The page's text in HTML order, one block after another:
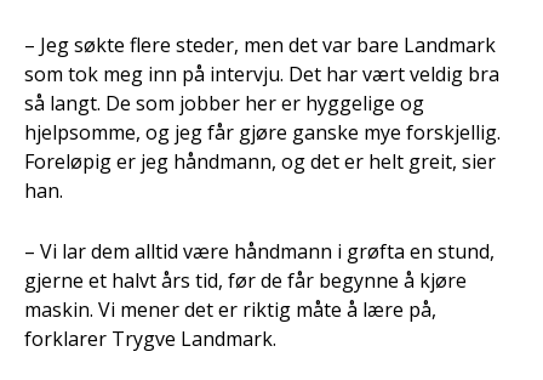
– Jeg søkte flere steder, men det var bare Landmark
som tok meg inn på intervju. Det har vært veldig bra
så langt. De som jobber her er hyggelige og
hjelpsomme, og jeg får gjøre ganske mye forskjellig.
Foreløpig er jeg håndmann, og det er helt greit, sier
han.
– Vi lar dem alltid være håndmann i grøfta en stund,
gjerne et halvt års tid, før de får begynne å kjøre
maskin. Vi mener det er riktig måte å lære på,
forklarer Trygve Landmark.